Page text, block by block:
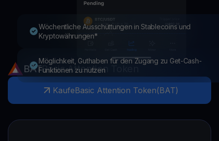
Wöchentliche Ausschüttungen in Stablecoins und
Kryptowährungen*
Möglichkeit, Guthaben für den Zugang zu Get-Cash-
Funktionen zu nutzen
BATBasic Attention Token
KaufeBasic Attention Token(BAT)